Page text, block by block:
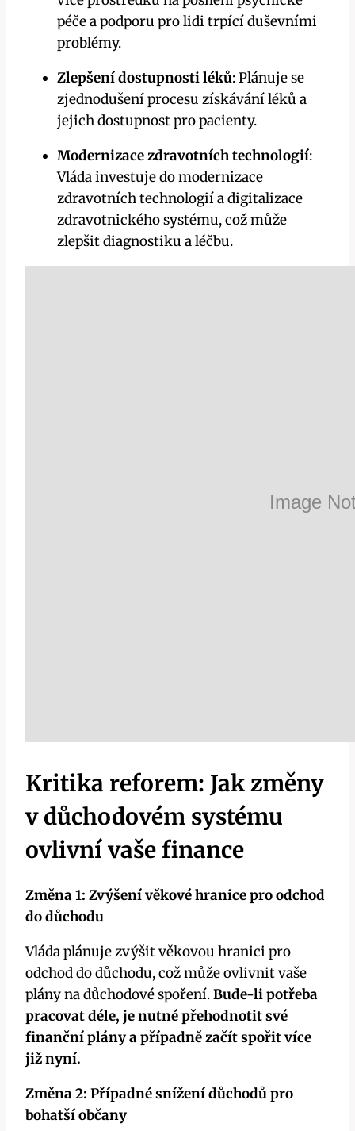
péče a podporu pro lidi trpící duševními
problémy.
Zlepšení dostupnosti léků: Plánuje se
zjednodušení procesu získávání léků a
jejich dostupnost pro pacienty.
Modernizace zdravotních technologií:
Vláda investuje do modernizace
zdravotních technologií a digitalizace
zdravotnického systému, což může
zlepšit diagnostiku a léčbu.
Kritika reforem: Jak změny
v důchodovém systému
ovlivní vaše finance
Změna 1: Zvýšení věkové hranice pro odchod
do důchodu
Vláda plánuje zvýšit věkovou hranici pro
odchod do důchodu, což může ovlivnit vaše
plány na důchodové spoření.Bude-li potřeba
pracovat déle, je nutné přehodnotit své
finanční plány a případně začít spořit více
již nyní.
Změna 2: Případné snížení důchodů pro
bohatší občany